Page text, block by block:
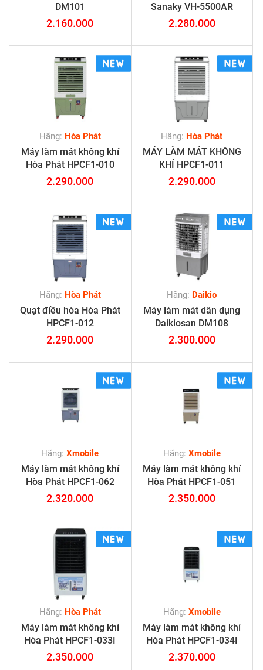
DM101
2.160.000
Sanaky VH-5500AR
2.280.000
Hãng: Hòa Phát
Máy làm mát không khí
Hòa Phát HPCF1-010
2.290.000
Hãng: Hòa Phát
MÁY LÀM MÁT KHÔNG
KHÍ HPCF1-011
2.290.000
Hãng: Hòa Phát
Quạt điều hòa Hòa Phát
HPCF1-012
2.290.000
Hãng: Daikio
Máy làm mát dân dụng
Daikiosan DM108
2.300.000
Hãng:Xmobile
Máy làm mát không khí
Hòa Phát HPCF1-062
2.320.000
Hãng: Xmobile
Máy làm mát không khí
Hòa Phát HPCF1-051
2.350.000
Hãng: Hòa Phát
Máy làm mát không khí
Hòa Phát HPCF1-033I
2.350.000
Hãng: Xmobile
Máy làm mát không khí
Hòa Phát HPCF1-034I
2.370.000